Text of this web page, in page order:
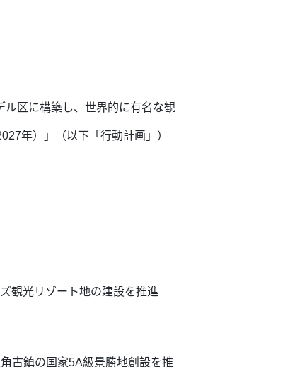
ル区に構築し、世界的に有名な観
年）」（以下「行動計画」）
観光リゾート地の建設を推進
古鎮の国家5A級景勝地創設を推